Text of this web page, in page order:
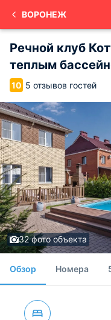
ВОРОНЕЖ
Речной клуб
теплым
10 5 отзывов гостей
32 фото объекта
Обзор Номера